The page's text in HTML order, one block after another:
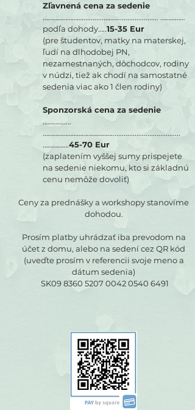
Zľavnená cena za sedenie
……………………............………...................... ……………
podľa dohody…..15-35 Eur
(pre študentov, matky na materskej,
ľudí na dlhodobej PN,
nezamestnaných, dôchodcov, rodiny
v núdzi, tiež ak chodí na samostatné
sedenia viac ako 1 člen rodiny)
Sponzorská cena za sedenie
………….....
……………………………………......................................
…………….45-70 Eur
(zaplatením vyššej sumy prispejete
na sedenie niekomu, kto si základnú
cenu nemôže dovoliť)
Ceny za prednášky a workshopy stanovíme
dohodou.
Prosím platby uhrádzať iba prevodom na
účet z domu, alebo na sedení cez QR kód
(uveďte prosím v referencii svoje meno a
dátum sedenia)
SK098360 5207 0042 0540 6491